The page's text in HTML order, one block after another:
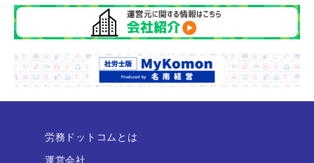
労務ドットコムとは
運営会社